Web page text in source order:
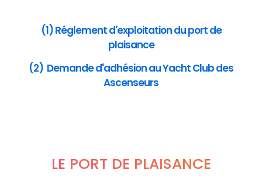
(1) Réglement d'exploitation du port de
plaisance
(2) Demande d'adhésion au Yacht Club des
Ascenseurs
LE PORT DE PLAISANCE